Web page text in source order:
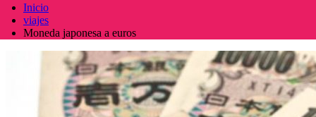
Inicio
viajes
Moneda japonesa a euros